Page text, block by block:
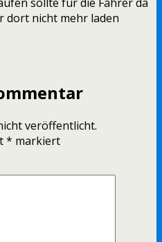
dort nicht mehr laden
veröffentlicht.
* markiert